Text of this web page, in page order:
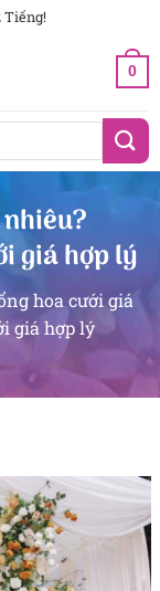
Tiếng!
0
giá hợp lý
hoa cưới giá
giá hợp lý